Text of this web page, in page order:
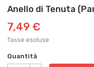
Anello di Tenuta
7,49 €
Tasse escluse
Quantità